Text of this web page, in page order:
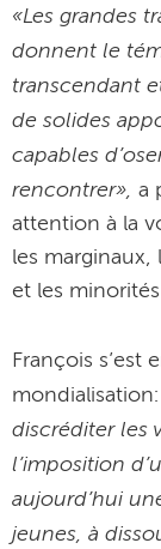
«Les grandes
donnent le
transcendant
de solides
capables
rencontrer», a
attention à la
les marginaux,
et les
François s’est
mondialisation:
discréditer les
l’imposition
aujourd’hui
jeunes, à